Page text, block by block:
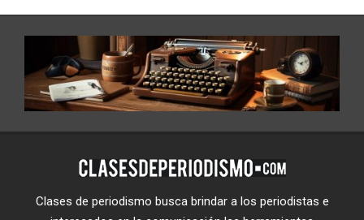
Clases de periodismo busca brindar a los periodistas e